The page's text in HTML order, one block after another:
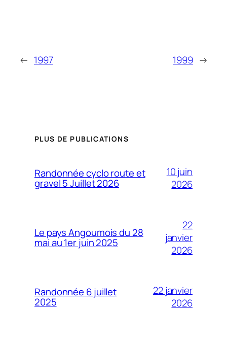
← 1997 1999 →
PLUS DE PUBLICATIONS
Randonnée cyclo route et
gravel 5 Juillet 2026
10 juin
2026
Le pays Angoumois du 28
mai au 1er juin 2025
22
janvier
2026
Randonnée 6 juillet
2025
22 janvier
2026